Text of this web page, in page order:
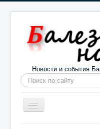
Новости и события
Искать...
Toggle
Navigation